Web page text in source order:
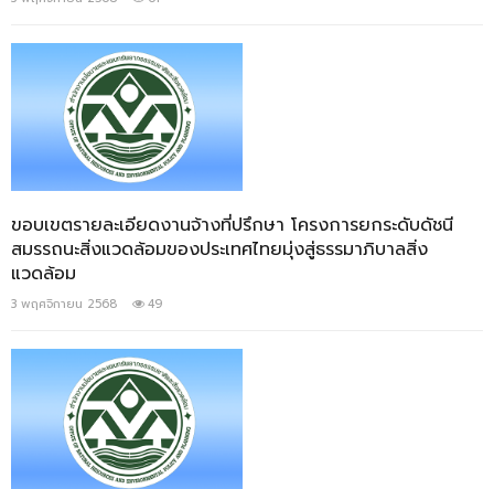
ขอบเขตรายละเอียดงานจ้างที่ปรึกษา โครงการยกระดับดัชนี
สมรรถนะสิ่งแวดล้อมของประเทศไทยมุ่งสู่ธรรมาภิบาลสิ่ง
แวดล้อม
3 พฤศจิกายน 2568 49